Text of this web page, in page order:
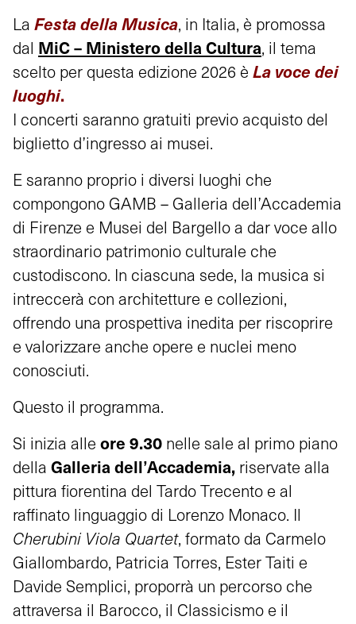
La Festa della Musica, in Italia, è promossa
dal MiC – Ministero della Cultura, il tema
scelto per questa edizione 2026 è La voce dei
luoghi.
I concerti saranno gratuiti previo acquisto del
biglietto d’ingresso ai musei.
E saranno proprio i diversi luoghi che
compongono GAMB – Galleria dell’Accademia
di Firenze e Musei del Bargello a dar voce allo
straordinario patrimonio culturale che
custodiscono. In ciascuna sede, la musica si
intreccerà con architetture e collezioni,
offrendo una prospettiva inedita per riscoprire
e valorizzare anche opere e nuclei meno
conosciuti.
Questo il programma.
Si inizia alle ore 9.30 nelle sale al primo piano
della Galleria dell’Accademia, riservate alla
pittura fiorentina del Tardo Trecento e al
raffinato linguaggio di Lorenzo Monaco. Il
Cherubini Viola Quartet, formato da Carmelo
Giallombardo, Patricia Torres, Ester Taiti e
Davide Semplici, proporrà un percorso che
attraversa il Barocco, il Classicismo e il